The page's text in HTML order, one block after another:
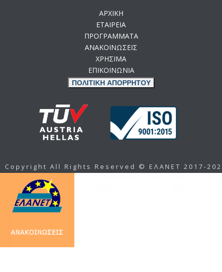
ΑΡΧΙΚΗ
ΕΤΑΙΡΕΙΑ
ΠΡΟΓΡΑΜΜΑΤΑ
ΑΝΑΚΟΙΝΩΣΕΙΣ
ΧΡΗΣΙΜΑ
ΕΠΙΚΟΙΝΩΝΙΑ
ΠΟΛΙΤΙΚΗ ΑΠΟΡΡΗΤΟΥ
Copyright All Rights Reserved © ΕΛΑΝΕΤ 2017-